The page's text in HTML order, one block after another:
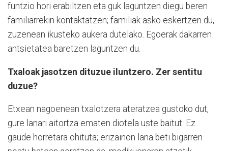
funtzio hori erabiltzen eta guk laguntzen diegu beren
familiarrekin kontaktatzen; familiak asko eskertzen du,
zuzenean ikusteko aukera dutelako. Egoerak dakarren
antsietatea baretzen laguntzen du.
Txaloak jasotzen dituzue iluntzero. Zer sentitu
duzue?
Etxean nagoenean txalotzera ateratzea gustoko dut,
gure lanari aitortza ematen diotela uste baitut. Ez
gaude horretara ohituta; erizainon lana beti bigarren